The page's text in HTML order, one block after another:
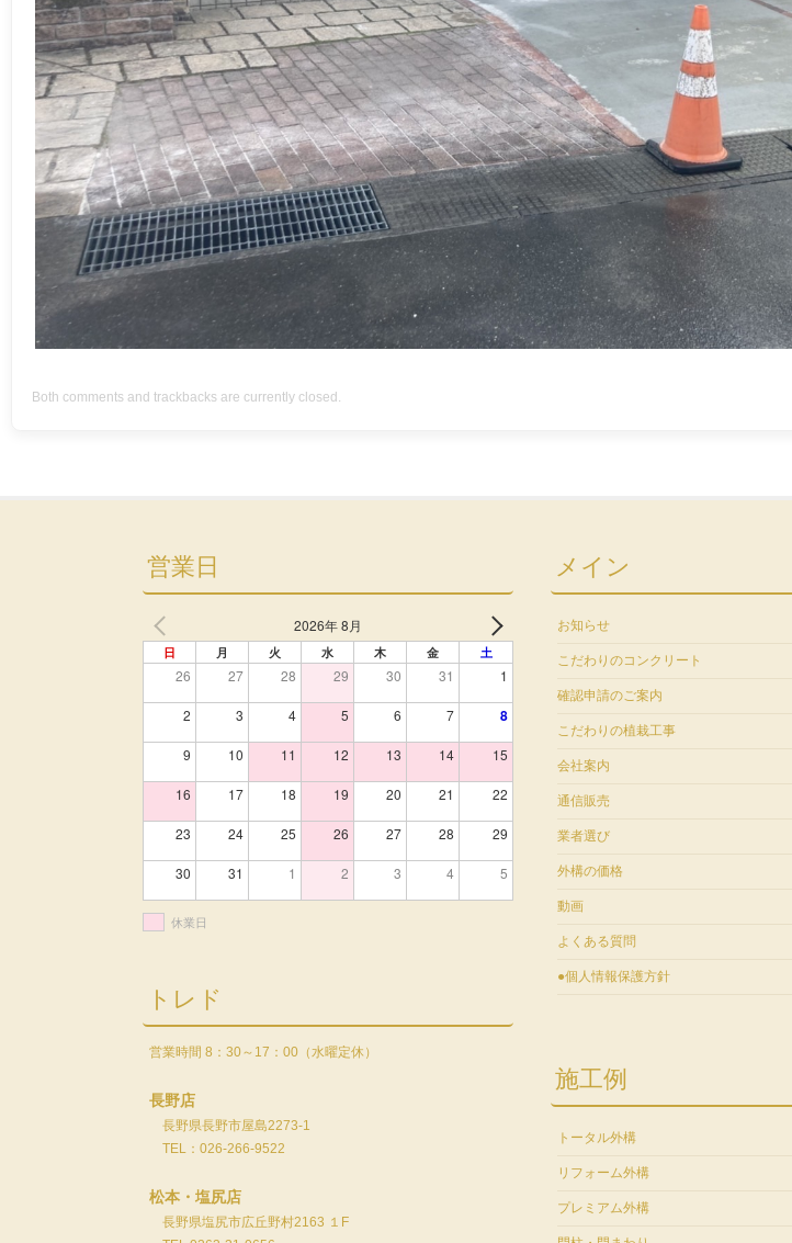
Both comments and trackbacks are currently closed.
営業日
2026年 8月
日 月 火 水 木 金 土
26 27 28 29 30 31 1
2 3 4 5 6 7 8
9 10 11 12 13 14 15
16 17 18 19 20 21 22
23 24 25 26 27 28 29
30 31 1 2 3 4 5
休業日
トレド
営業時間 8：30～17：00（水曜定休）
長野店
長野県長野市屋島2273-1
TEL：026-266-9522
松本・塩尻店
長野県塩尻市広丘野村2163 １F
メイン
お知らせ
こだわりのコンクリート
確認申請のご案内
こだわりの植栽工事
会社案内
通信販売
業者選び
外構の価格
動画
よくある質問
●個人情報保護方針
施工例
トータル外構
リフォーム外構
プレミアム外構